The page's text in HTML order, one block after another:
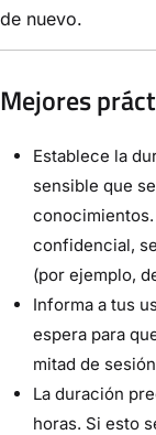
de nuevo.
Mejores
Establece la
sensible que
confidencial,
(por ejemplo,
Informa a tus
espera para
mitad de
La duración
horas. Si esto